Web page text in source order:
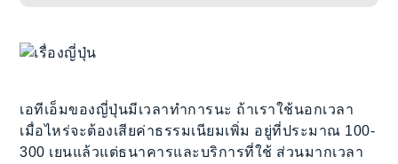
เอทีเอ็มของญี่ปุ่นมีเวลาทำการนะ ถ้าเราใช้นอกเวลา
เมื่อไหร่จะต้องเสียค่าธรรมเนียมเพิ่ม อยู่ที่ประมาณ 100-
300 เยนแล้วแต่ธนาคารและบริการที่ใช้ ส่วนมากเวลา